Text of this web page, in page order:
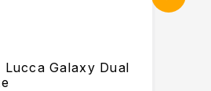
Lucca Galaxy Dual